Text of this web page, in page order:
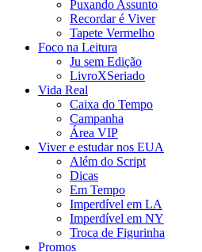
Puxando Assunto
Recordar é Viver
Tapete Vermelho
Foco na Leitura
Ju sem Edição
LivroXSeriado
Vida Real
Caixa do Tempo
Campanha
Área VIP
Viver e estudar nos EUA
Além do Script
Dicas
Em Tempo
Imperdível em LA
Imperdível em NY
Troca de Figurinha
Promos